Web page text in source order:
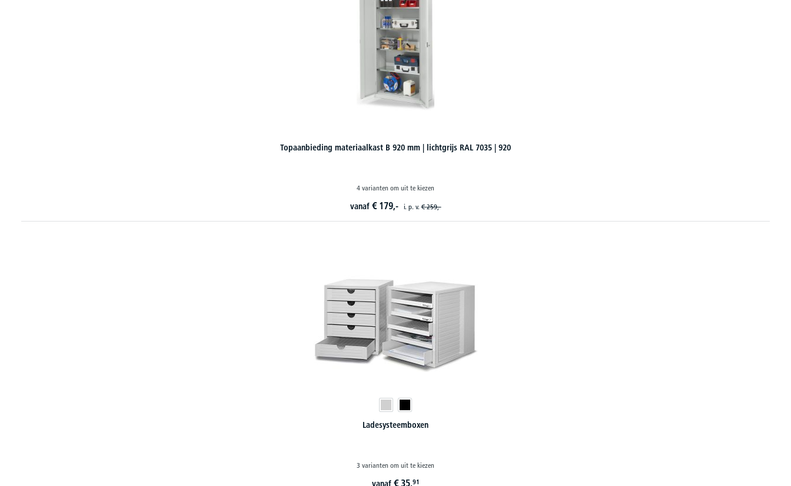
Topaanbieding materiaalkast B 920 mm | lichtgrijs RAL 7035 | 920
4 varianten om uit te kiezen
vanaf € 179,- i. p. v.€ 259,-
Ladesysteemboxen
3 varianten om uit te kiezen
vanaf € 35,91